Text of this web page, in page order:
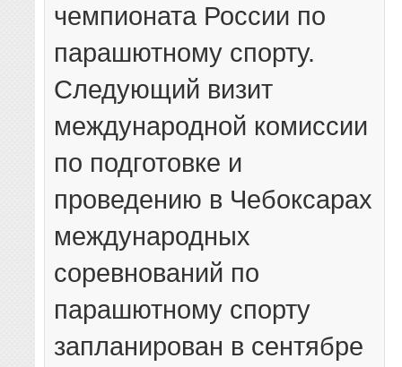
чемпионата России по
парашютному спорту.
Следующий визит
международной комиссии
по подготовке и
проведению в Чебоксарах
международных
соревнований по
парашютному спорту
запланирован в сентябре